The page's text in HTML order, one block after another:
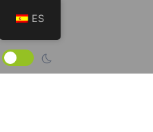
ES